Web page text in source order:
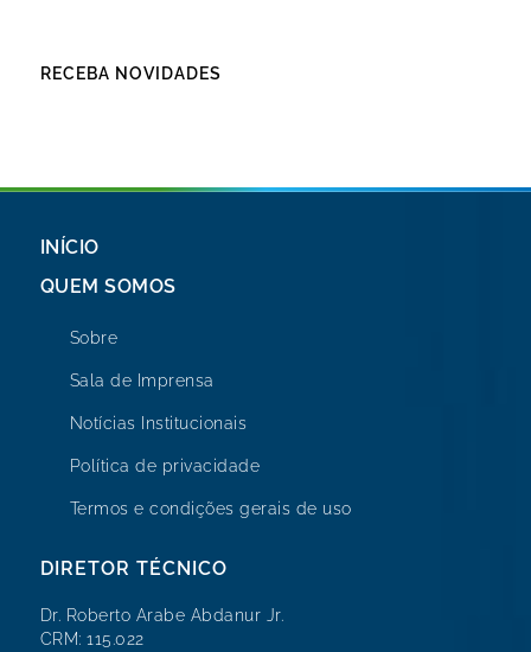
RECEBA NOVIDADES
INÍCIO
QUEM SOMOS
Sobre
Sala de Imprensa
Notícias Institucionais
Política de privacidade
Termos e condições gerais de uso
DIRETOR TÉCNICO
Dr. Roberto Arabe Abdanur Jr.
CRM: 115.022